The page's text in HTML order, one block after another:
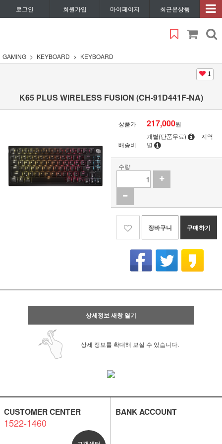
로그인 회원가입 마이페이지 최근본상품
GAMING KEYBOARD KEYBOARD
1
K65 PLUS WIRELESS FUSION (CH-91D441F-NA)
상품가 217,000원
배송비
개별(단품무료)
지역
별
수량
장바구니 구매하기
상세정보 새창 열기
상세 정보를 확대해 보실 수 있습니다.
CUSTOMER CENTER
1522-1460
BANK ACCOUNT